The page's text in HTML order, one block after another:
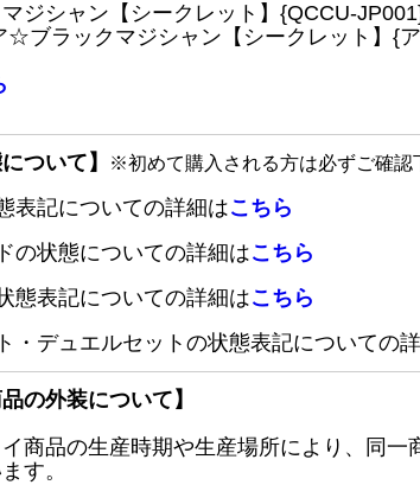
ジシャン【シークレット】{QCCU-
ブラックマジシャン【シークレット】{ア
ついて】 ※初めて購入される方は必ずご確認
表記についての詳細はこちら
の状態についての詳細はこちら
態表記についての詳細はこちら
・デュエルセットの状態表記についての
の外装について】
商品の生産時期や生産場所により、同一
す。